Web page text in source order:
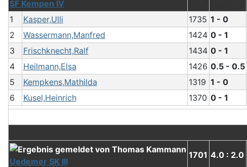
SF Kempen IV
1 Kasper,Ulli 1735 1 - 0
2
Wassermann,Manfred 1424 0 - 1
3
Frischknecht,Ralf 1434 0 - 1
4
Heilmann,Elsa 1426 0.5 - 0.5
5
Kempkens,Mathilda 1319 1 - 0
6
Kusel,Heinrich 1370 0 - 1
Uedemer SK III
1701 4.0 : 2.0